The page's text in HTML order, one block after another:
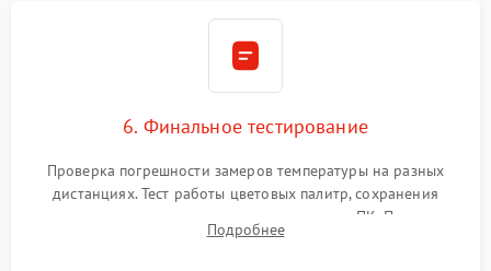
6. Финальное тестирование
Проверка погрешности замеров температуры на разных
дистанциях. Тест работы цветовых палитр, сохранения
термограмм в память и передачи данных на ПК. Проверка
автономности работы и итоговый контроль качества.
Подробнее